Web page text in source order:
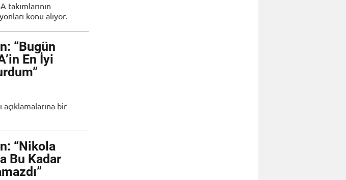
takımlarının
konu alıyor.
“Bugün
En İyi
bir
“Nikola
Bu Kadar